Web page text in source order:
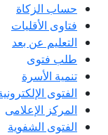
حساب الزكاة
فتاوى الأقليات
التعليم عن بعد
طلب فتوى
تنمية الأسرة
الفتوى الإلكترونية
المركز الإعلامى
الفتوى الشفوية